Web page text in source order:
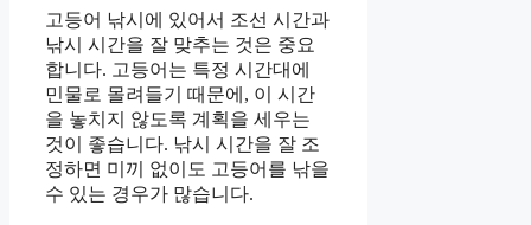
고등어 낚시에 있어서 조선 시간과
낚시 시간을 잘 맞추는 것은 중요
합니다. 고등어는 특정 시간대에
민물로 몰려들기 때문에, 이 시간
을 놓치지 않도록 계획을 세우는
것이 좋습니다. 낚시 시간을 잘 조
정하면 미끼 없이도 고등어를 낚을
수 있는 경우가 많습니다.